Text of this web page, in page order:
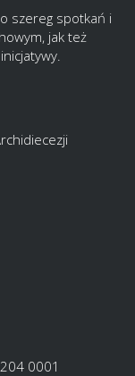
szereg spotkań i
jak też
0001